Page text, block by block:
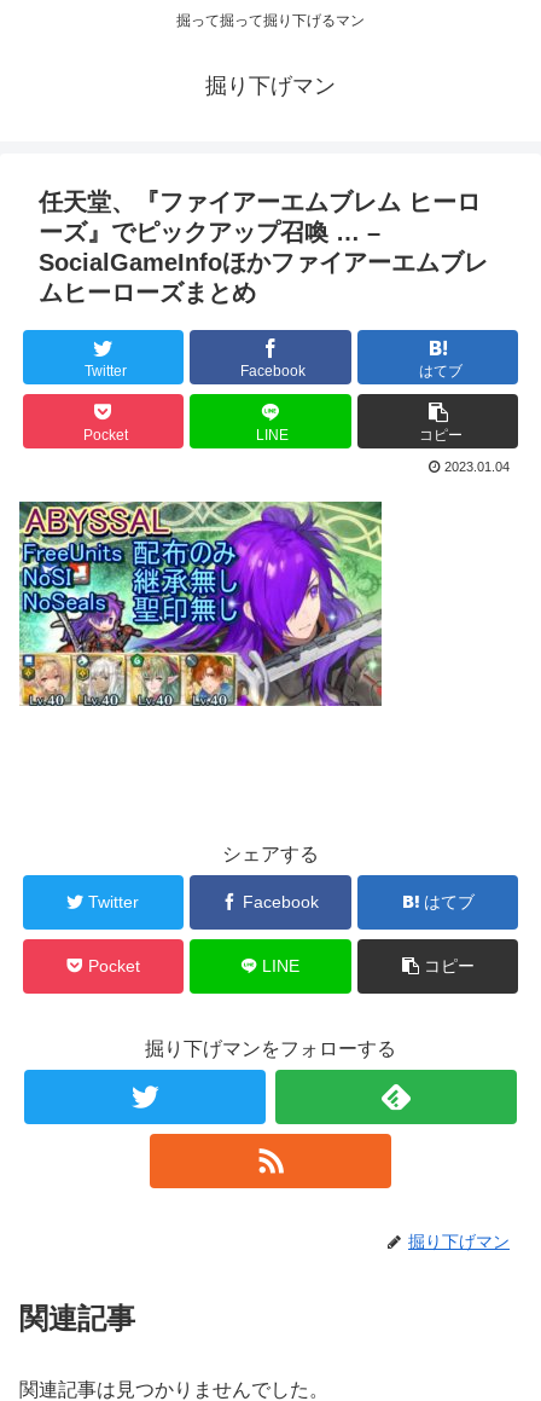
掘って掘って掘り下げるマン
掘り下げマン
任天堂、『ファイアーエムブレム ヒーロ
ーズ』でピックアップ召喚 … –
SocialGameInfoほかファイアーエムブレ
ムヒーローズまとめ
Twitter Facebook はてブ
Pocket LINE コピー
2023.01.04
シェアする
Twitter Facebook はてブ
Pocket LINE コピー
掘り下げマンをフォローする
掘り下げマン
関連記事
関連記事は見つかりませんでした。